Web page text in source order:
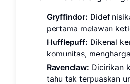
Gryffindor:
pertama melawan
Hufflepuff: Dikenal
komunitas,
Ravenclaw: Dicirikan
tahu tak terpuaskan